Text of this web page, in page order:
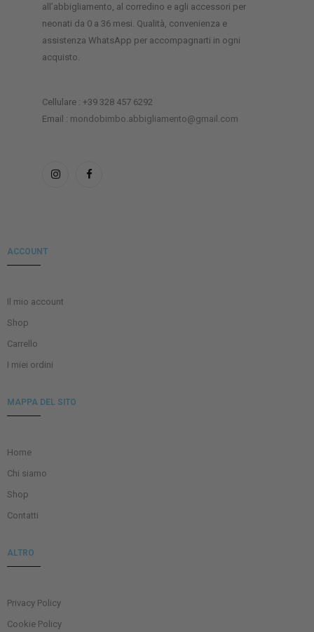
all’abbigliamento, al corredino e agli accessori per
neonati da 0 a 36 mesi. Qualità, convenienza e
assistenza WhatsApp per accompagnarti in ogni
acquisto.
Cellulare : +39 328 457 6292
Email : mondobimbo.abbigliamento@gmail.com
ACCOUNT
Il mio account
Shop
Carrello
I miei ordini
MAPPA DEL SITO
Home
Chi siamo
Shop
Contatti
ALTRO
Privacy Policy
Cookie Policy